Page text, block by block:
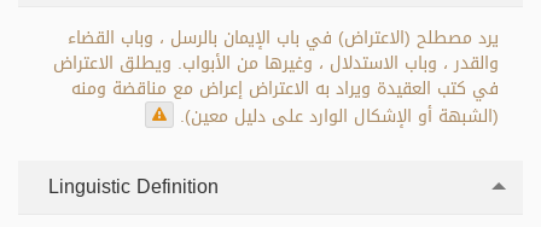
يرد مصطلح (الاعتراض) في باب الإيمان بالرسل ، وباب القضاء
والقدر ، وباب الاستدلال ، وغيرها من الأبواب. ويطلق الاعتراض
في كتب العقيدة ويراد به الاعتراض إعراض مع مناقضة ومنه
(الشبهة أو الإشكال الوارد على دليل معين).
Linguistic Definition